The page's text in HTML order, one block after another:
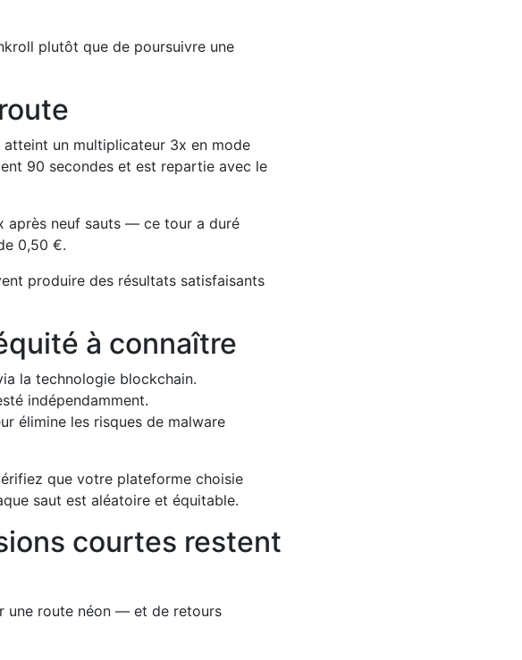
plutôt que de poursuivre une
un multiplicateur 3x en mode
90 secondes et est repartie avec le
après neuf sauts — ce tour a duré
0,50 €.
produire des résultats satisfaisants
à connaître
la technologie blockchain.
indépendamment.
élimine les risques de malware
que votre plateforme choisie
saut est aléatoire et équitable.
courtes restent
une route néon — et de retours